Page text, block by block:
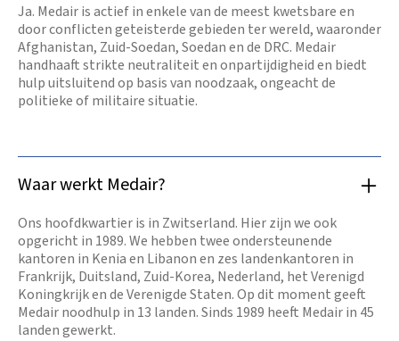
Ja. Medair is actief in enkele van de meest kwetsbare en
door conflicten geteisterde gebieden ter wereld, waaronder
Afghanistan, Zuid-Soedan, Soedan en de DRC. Medair
handhaaft strikte neutraliteit en onpartijdigheid en biedt
hulp uitsluitend op basis van noodzaak, ongeacht de
politieke of militaire situatie.
Waar werkt Medair?
Ons hoofdkwartier is in Zwitserland. Hier zijn we ook
opgericht in 1989. We hebben twee ondersteunende
kantoren in Kenia en Libanon en zes landenkantoren in
Frankrijk, Duitsland, Zuid-Korea, Nederland, het Verenigd
Koningkrijk en de Verenigde Staten. Op dit moment geeft
Medair noodhulp in 13 landen. Sinds 1989 heeft Medair in 45
landen gewerkt.